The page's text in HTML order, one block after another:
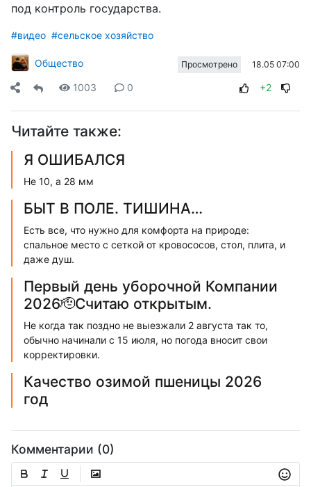
под контроль государства.
#видео #сельское хозяйство
Общество Просмотрено 18.05 07:00
1003 0 +2
Читайте также:
Я ОШИБАЛСЯ
Не 10, а 28 мм
БЫТ В ПОЛЕ. ТИШИНА…
Есть все, что нужно для комфорта на природе:
спальное место с сеткой от кровососов, стол, плита, и
даже душ.
Первый день уборочной Компании
2026🫡Считаю открытым.
Не когда так поздно не выезжали 2 августа так то,
обычно начинали с 15 июля, но погода вносит свои
корректировки.
Качество озимой пшеницы 2026
год
Комментарии (0)